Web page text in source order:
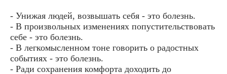
- Унижая людей, возвышать себя - это болезнь.
- В произвольных изменениях попустительствовать
себе - это болезнь.
- В легкомысленном тоне говорить о радостных
событиях - это болезнь.
- Ради сохранения комфорта доходить до